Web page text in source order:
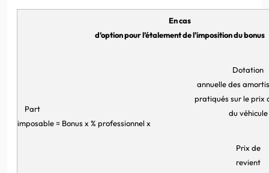
En cas
d’option pour l’étalement de l’imposition du bonus
Part
imposable = Bonus x % professionnel x
Dotation
annuelle des
pratiqués sur le prix
du véhicule
Prix de
revient